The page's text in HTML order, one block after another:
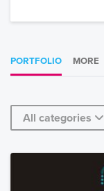
PORTFOLIO MORE
All categories